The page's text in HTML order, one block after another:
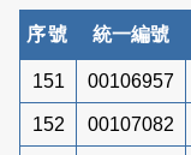
序號 統一編號
151 00106957
152 00107082